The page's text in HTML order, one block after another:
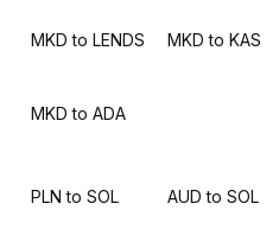
MKD to LENDS MKD to KAS
MKD to ADA
PLN to SOL AUD to SOL